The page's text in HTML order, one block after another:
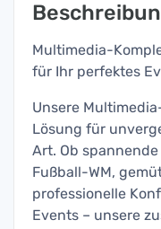
Multimedia-
für Ihr perfektes
Unsere
Lösung für
Art. Ob
Fußball-WM,
professionelle
Events – unsere